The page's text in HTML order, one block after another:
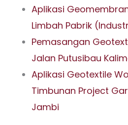
Aplikasi
Limbah Pabrik
Pemasangan
Jalan Putusibau
Aplikasi Geotextile
Timbunan Project
Jambi